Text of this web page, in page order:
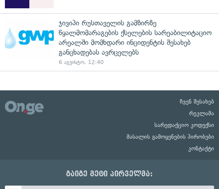
ჯივიპი რუსთაველის გამზირზე
წყალმომარაგების ქსელების სარეაბილიტაციო
არეალში მომხდარი ინციდენტის შესახებ
განცხადებას ავრცელებს
6 აგვისტო, 12:40
ჩვენ შესახებ
რეკლამა
სარედაქციო კოდექსი
მასალის გამოყენების პირობები
კონტაქტი
გაიგე მეტი პირველმა: